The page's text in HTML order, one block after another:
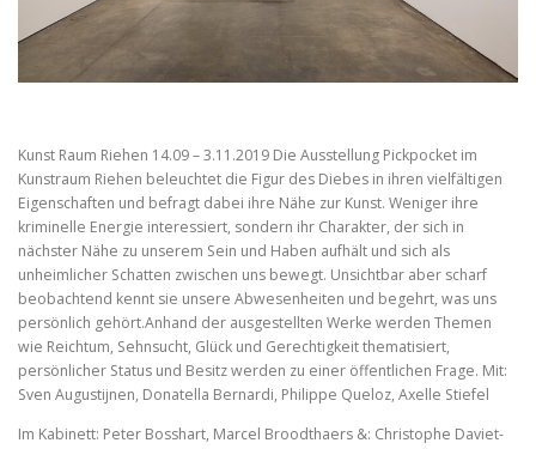
Kunst Raum Riehen 14.09 – 3.11.2019 Die Ausstellung Pickpocket im
Kunstraum Riehen beleuchtet die Figur des Diebes in ihren vielfältigen
Eigenschaften und befragt dabei ihre Nähe zur Kunst. Weniger ihre
kriminelle Energie interessiert, sondern ihr Charakter, der sich in
nächster Nähe zu unserem Sein und Haben aufhält und sich als
unheimlicher Schatten zwischen uns bewegt. Unsichtbar aber scharf
beobachtend kennt sie unsere Abwesenheiten und begehrt, was uns
persönlich gehört.Anhand der ausgestellten Werke werden Themen
wie Reichtum, Sehnsucht, Glück und Gerechtigkeit thematisiert,
persönlicher Status und Besitz werden zu einer öffentlichen Frage. Mit:
Sven Augustijnen, Donatella Bernardi, Philippe Queloz, Axelle Stiefel
Im Kabinett: Peter Bosshart, Marcel Broodthaers &: Christophe Daviet-